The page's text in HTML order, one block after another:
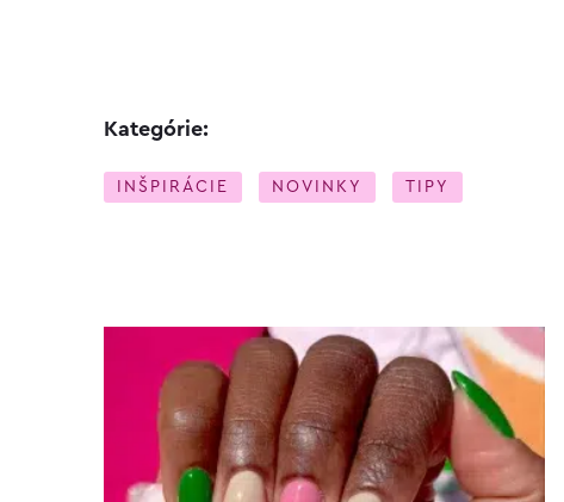
Kategórie:
INŠPIRÁCIE NOVINKY TIPY